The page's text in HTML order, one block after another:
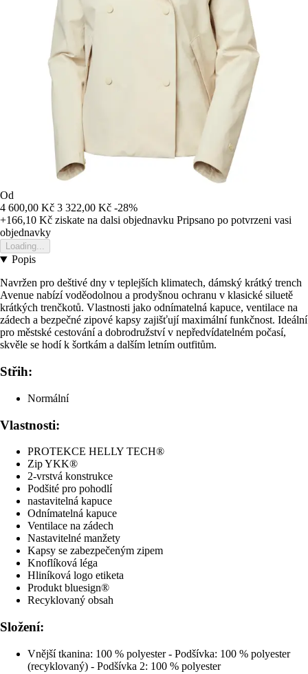
Od
4 600,00 Kč 3 322,00 Kč -28%
+166,10 Kč ziskate na dalsi objednavku Pripsano po potvrzeni vasi
objednavky
Loading...
Popis
Navržen pro deštivé dny v teplejších klimatech, dámský krátký trench
Avenue nabízí voděodolnou a prodyšnou ochranu v klasické siluetě
krátkých trenčkotů. Vlastnosti jako odnímatelná kapuce, ventilace na
zádech a bezpečné zipové kapsy zajišťují maximální funkčnost. Ideální
pro městské cestování a dobrodružství v nepředvídatelném počasí,
skvěle se hodí k šortkám a dalším letním outfitům.
Střih:
Normální
Vlastnosti:
PROTEKCE HELLY TECH®
Zip YKK®
2-vrstvá konstrukce
Podšité pro pohodlí
nastavitelná kapuce
Odnímatelná kapuce
Ventilace na zádech
Nastavitelné manžety
Kapsy se zabezpečeným zipem
Knoflíková léga
Hliníková logo etiketa
Produkt bluesign®
Recyklovaný obsah
Složení:
Vnější tkanina: 100 % polyester - Podšívka: 100 % polyester
(recyklovaný) - Podšívka 2: 100 % polyester